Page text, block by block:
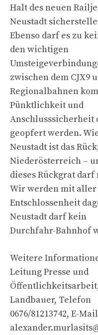
Halt des neuen
Neustadt
Ebenso darf es zu
den wichtigen
zwischen dem CJX9
Regionalbahnen
Pünktlichkeit und
Anschlusssicherheit
geopfert werden.
Neustadt ist das
Niederösterreich –
dieses Rückgrat
Wir werden mit aller
Entschlossenheit
Neustadt darf kein
Durchfahr-Bahnhof
Weitere
Leitung Presse und
Landbauer, Telefon
0676/81213742, E-Mail